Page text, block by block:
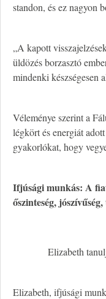
standon, és ez nagyon
„A kapott
üldözés borzasztó
mindenki készségesen
Véleménye szerint a
légkört és energiát
gyakorlókat, hogy
Ifjúsági munkás: A
őszinteség,
Elizabeth
Elizabeth, ifjúsági